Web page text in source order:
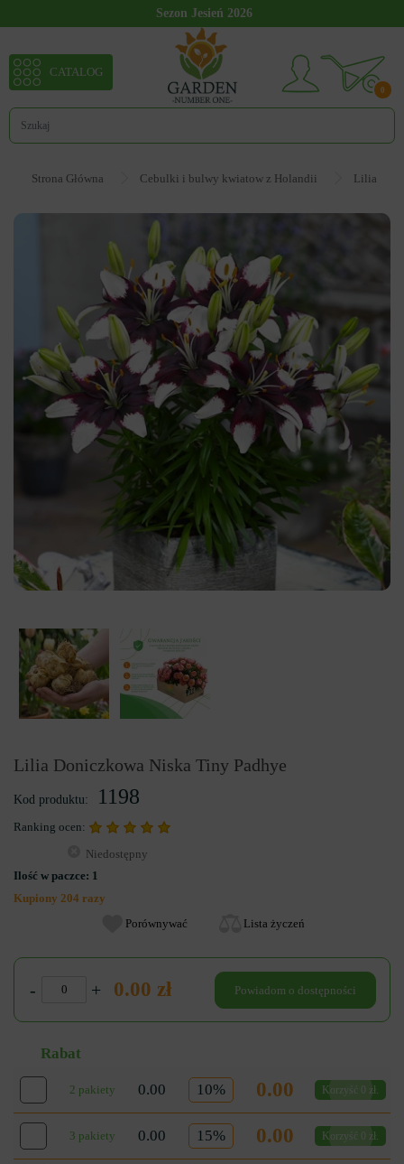
Sezon Jesień 2026
0
CATALOG
Strona Główna Cebulki i bulwy kwiatow z Holandii Lilia
Lilia Doniczkowa Niska Tiny Padhye
Kod produktu: 1198
Ranking ocen:
Niedostępny
Ilość w paczce: 1
Kupiony 204 razy
Porównywać
Lista życzeń
- + 0.00 zł Powiadom o dostępności
Rabat
2 pakiety 0.00 10% 0.00 Korzyść 0 zł.
3 pakiety 0.00 15% 0.00 Korzyść 0 zł.